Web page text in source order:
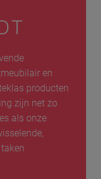
en
producten
zijn net zo
als onze